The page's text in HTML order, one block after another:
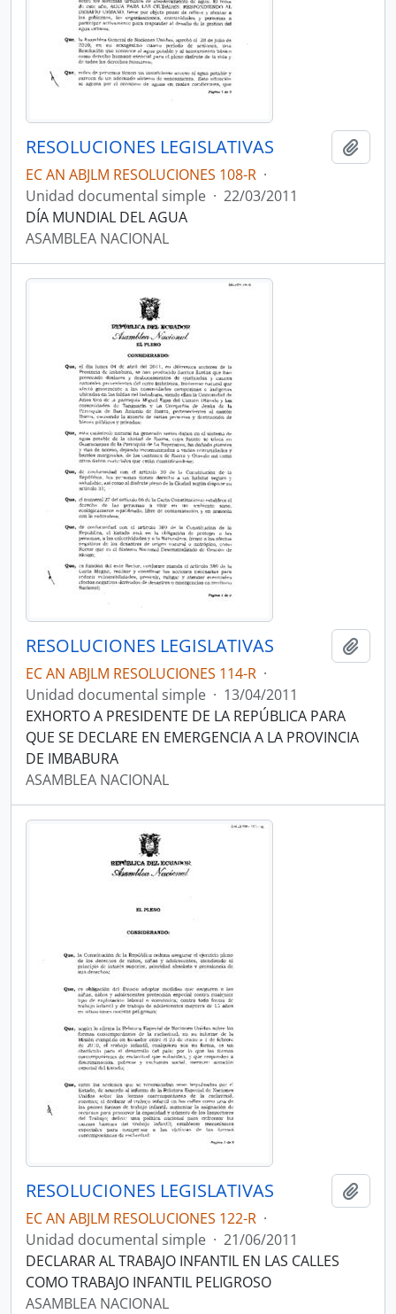
RESOLUCIONES LEGISLATIVAS
EC AN ABJLM RESOLUCIONES 108-R ·
Unidad documental simple · 22/03/2011
DÍA MUNDIAL DEL AGUA
ASAMBLEA NACIONAL
RESOLUCIONES LEGISLATIVAS
EC AN ABJLM RESOLUCIONES 114-R ·
Unidad documental simple · 13/04/2011
EXHORTO A PRESIDENTE DE LA REPÚBLICA PARA
QUE SE DECLARE EN EMERGENCIA A LA PROVINCIA
DE IMBABURA
ASAMBLEA NACIONAL
RESOLUCIONES LEGISLATIVAS
EC AN ABJLM RESOLUCIONES 122-R ·
Unidad documental simple · 21/06/2011
DECLARAR AL TRABAJO INFANTIL EN LAS CALLES
COMO TRABAJO INFANTIL PELIGROSO
ASAMBLEA NACIONAL